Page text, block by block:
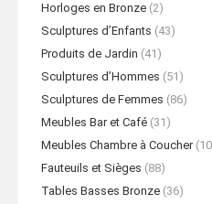
Horloges en Bronze (2)
Sculptures d’Enfants (43)
Produits de Jardin (41)
Sculptures d’Hommes (51)
Sculptures de Femmes (86)
Meubles Bar et Café (31)
Meubles Chambre à Coucher
Fauteuils et Sièges (88)
Tables Basses Bronze (36)